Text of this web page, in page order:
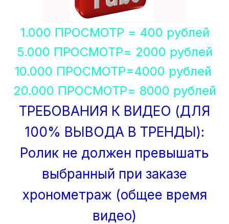
1.000 ПРОСМОТР = 400 рублей
5.000 ПРОСМОТР= 2000 рублей
10.000 ПРОСМОТР=4000 рублей
20.000 ПРОСМОТР= 8000 рублей
ТРЕБОВАНИЯ К ВИДЕО (ДЛЯ
100% ВЫВОДА В ТРЕНДЫ):
Ролик не должен превышать
выбранный при заказе
хронометраж (общее время
видео)